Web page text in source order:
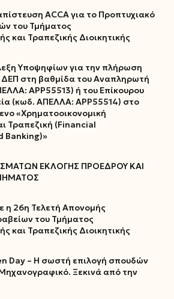
ACCA για το Προπτυχιακό
του Τμήματος
και Τραπεζικής Διοικητικής
Υποψηφίων για την πλήρωση
ΔΕΠ στη βαθμίδα του Αναπληρωτή
ΑΡΡ55513) ή του Επίκουρου
(κωδ. ΑΠΕΛΛΑ: ΑΡΡ55514) στο
«Χρηματοοικονομική
Τραπεζική (Financial
Banking)»
ΕΚΛΟΓΗΣ ΠΡΟΕΔΡΟΥ ΚΑΙ
η 26η Τελετή Απονομής
του Τμήματος
και Τραπεζικής Διοικητικής
Day – Η σωστή επιλογή σπουδών
Ξεκινά από την